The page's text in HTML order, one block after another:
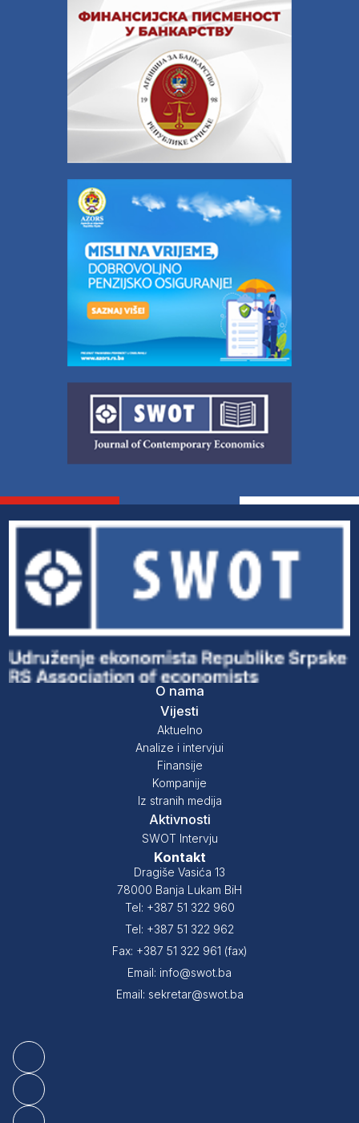
O nama
Vijesti
Aktuelno
Analize i intervjui
Finansije
Kompanije
Iz stranih medija
Aktivnosti
SWOT Intervju
Kontakt
Dragiše Vasića 13
78000 Banja Lukam BiH
Tel: +387 51 322 960
Tel: +387 51 322 962
Fax: +387 51 322 961 (fax)
Email: info@swot.ba
Email: sekretar@swot.ba